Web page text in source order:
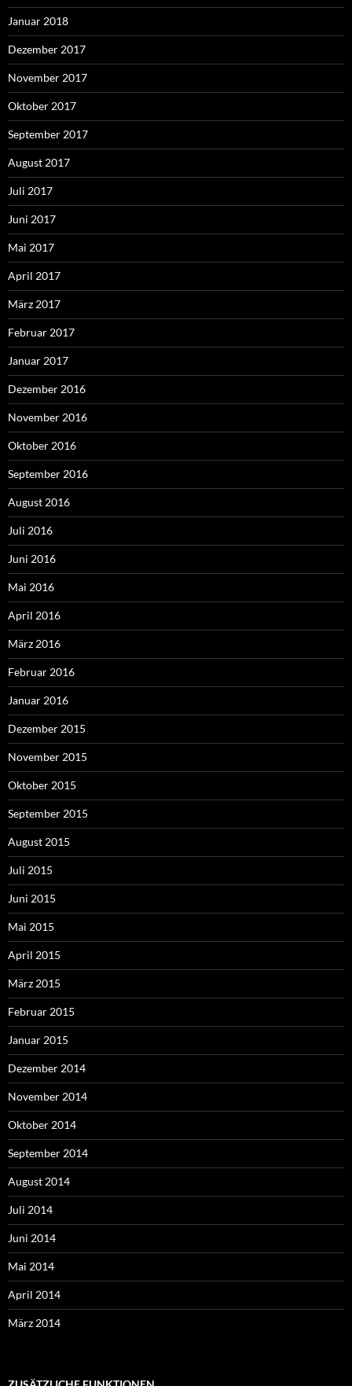
Januar 2018
Dezember 2017
November 2017
Oktober 2017
September 2017
August 2017
Juli 2017
Juni 2017
Mai 2017
April 2017
März 2017
Februar 2017
Januar 2017
Dezember 2016
November 2016
Oktober 2016
September 2016
August 2016
Juli 2016
Juni 2016
Mai 2016
April 2016
März 2016
Februar 2016
Januar 2016
Dezember 2015
November 2015
Oktober 2015
September 2015
August 2015
Juli 2015
Juni 2015
Mai 2015
April 2015
März 2015
Februar 2015
Januar 2015
Dezember 2014
November 2014
Oktober 2014
September 2014
August 2014
Juli 2014
Juni 2014
Mai 2014
April 2014
März 2014